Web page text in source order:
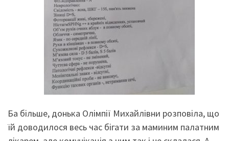
Ба більше, донька Олімпії Михайлівни розповіла, що
їй доводилося весь час бігати за маминим палатним